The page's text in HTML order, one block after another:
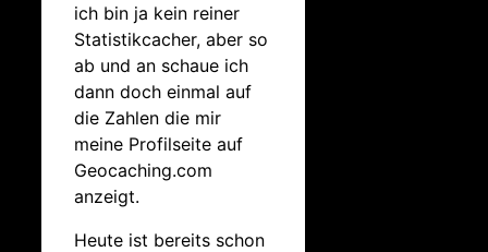
ich bin ja kein reiner
Statistikcacher, aber so
ab und an schaue ich
dann doch einmal auf
die Zahlen die mir
meine Profilseite auf
Geocaching.com
anzeigt.
Heute ist bereits schon